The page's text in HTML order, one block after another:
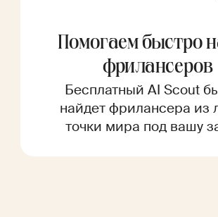
Помогаем быстро
фрилансеров
Бесплатный AI Scout
найдет фрилансера из
точки мира под вашу